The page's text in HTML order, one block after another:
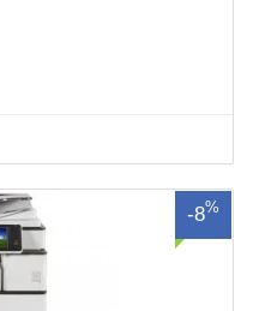
-8%
5054SP dòng máy cũ nhập
xuất năm 2017/2018Chức
- in mạng- Scan mạng - Kết
Khổ giấy: A3,A4,A5,A6Kh..